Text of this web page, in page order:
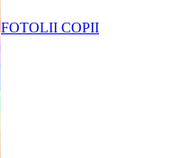
FOTOLII COPII